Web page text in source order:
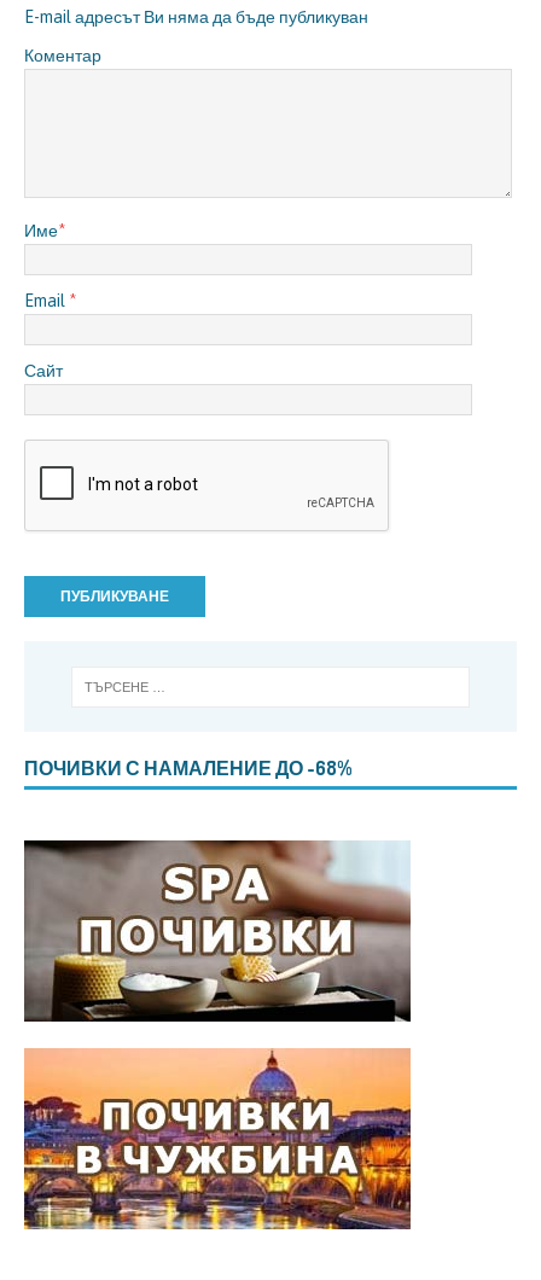
E-mail адресът Ви няма да бъде публикуван
Коментар
Име*
Email *
Сайт
ПОЧИВКИ С НАМАЛЕНИЕ ДО -68%